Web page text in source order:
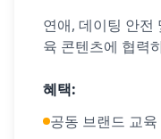
연애, 데이팅 안전
육 콘텐츠에 협력
혜택:
공동 브랜드 교육